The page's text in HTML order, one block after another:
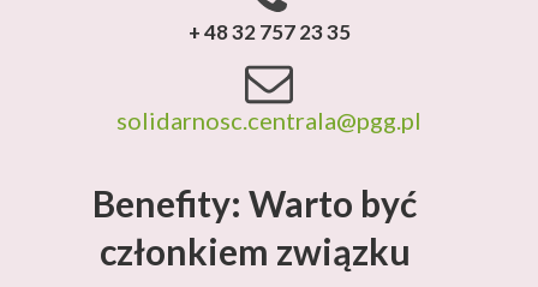
Benefity: Warto być
członkiem związku
solidarnosc.centrala@pgg.pl
+ 48 32 757 23 35